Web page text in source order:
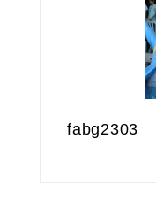
fabg2303